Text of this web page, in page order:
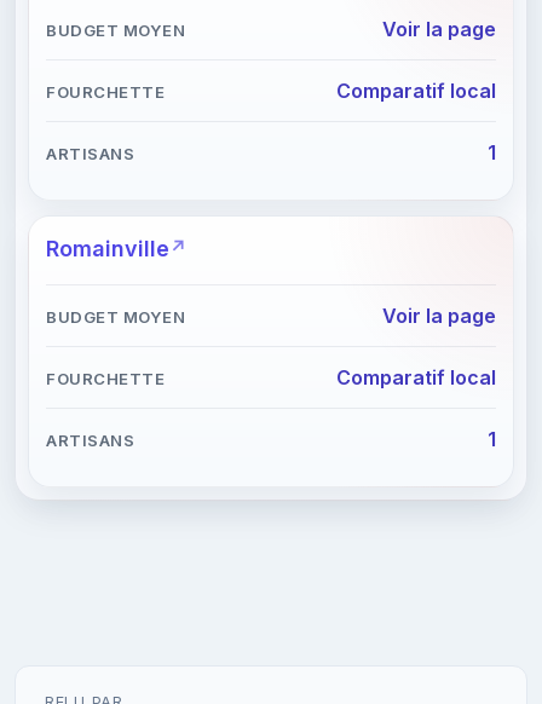
Voir la page
Comparatif local
1
Romainville
Voir la page
Comparatif local
1